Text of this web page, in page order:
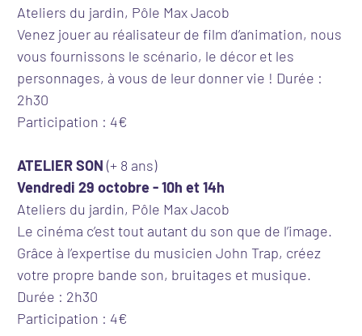
Ateliers du jardin, Pôle Max Jacob
Venez jouer au réalisateur de film d’animation, nous
vous fournissons le scénario, le décor et les
personnages, à vous de leur donner vie ! Durée :
2h30
Participation : 4€
ATELIER SON (+ 8 ans)
Vendredi 29 octobre - 10h et 14h
Ateliers du jardin, Pôle Max Jacob
Le cinéma c’est tout autant du son que de l’image.
Grâce à l’expertise du musicien John Trap, créez
votre propre bande son, bruitages et musique.
Durée : 2h30
Participation : 4€